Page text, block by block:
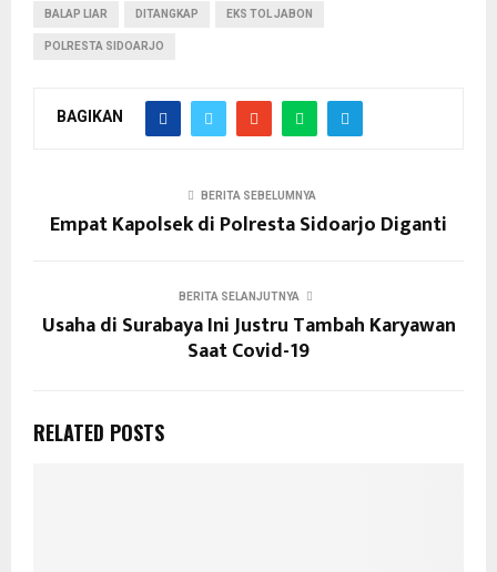
BALAP LIAR DITANGKAP EKS TOL JABON
POLRESTA SIDOARJO
BAGIKAN
BERITA SEBELUMNYA
Empat Kapolsek di Polresta Sidoarjo Diganti
BERITA SELANJUTNYA
Usaha di Surabaya Ini Justru Tambah Karyawan
Saat Covid-19
RELATED POSTS